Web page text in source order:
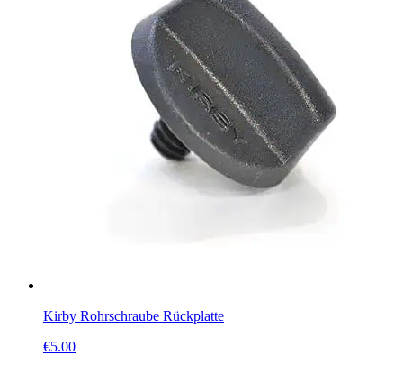
Kirby Rohrschraube Rückplatte
€5.00